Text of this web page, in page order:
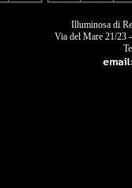
Illuminosa di
Via del Mare 21/23